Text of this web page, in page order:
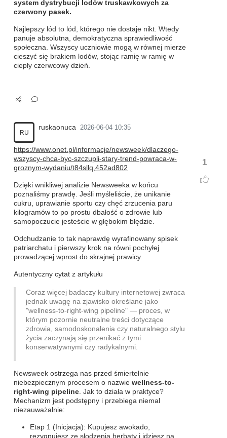
system dystrybucji lodów truskawkowych za
czerwony pasek.
Najlepszy lód to lód, którego nie dostaje nikt. Wtedy
panuje absolutna, demokratyczna sprawiedliwość
społeczna. Wszyscy uczniowie mogą w równej mierze
cieszyć się brakiem lodów, stojąc ramię w ramię w
ciepły czerwcowy dzień.
RU
ruskaonuca 2026-06-04 10:35
1
https://www.onet.pl/informacje/newsweek/dlaczego-
wszyscy-chca-byc-szczupli-stary-trend-powraca-w-
groznym-wydaniu/t84sllq,452ad802
Dzięki wnikliwej analizie Newsweeka w końcu
poznaliśmy prawdę. Jeśli myśleliście, że unikanie
cukru, uprawianie sportu czy chęć zrzucenia paru
kilogramów to po prostu dbałość o zdrowie lub
samopoczucie jesteście w głębokim błędzie.
Odchudzanie to tak naprawdę wyrafinowany spisek
patriarchatu i pierwszy krok na równi pochyłej
prowadzącej wprost do skrajnej prawicy.
Autentyczny cytat z artykułu
Coraz więcej badaczy kultury internetowej zwraca
jednak uwagę na zjawisko określane jako
"wellness-to-right-wing pipeline" — proces, w
którym pozornie neutralne treści dotyczące
zdrowia, samodoskonalenia czy naturalnego stylu
życia zaczynają się przenikać z tymi
konserwatywnymi czy radykalnymi.
Newsweek ostrzega nas przed śmiertelnie
niebezpiecznym procesem o nazwie wellness-to-
right-wing pipeline . Jak to działa w praktyce?
Mechanizm jest podstępny i przebiega niemal
niezauważalnie:
Etap 1 (Inicjacja): Kupujesz awokado,
rezygnujesz ze słodzenia herbaty i idziesz na